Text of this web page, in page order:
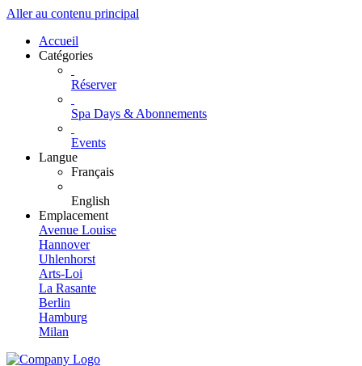
Aller au contenu principal
Accueil
Catégories
Réserver
Spa Days & Abonnements
Events
Langue
Français
English
Emplacement
Avenue Louise
Hannover
Uhlenhorst
Arts-Loi
La Rasante
Berlin
Hamburg
Milan